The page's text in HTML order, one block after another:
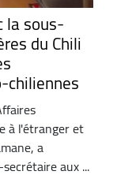
la sous-
du Chili
à l'étranger et
a
aux ...